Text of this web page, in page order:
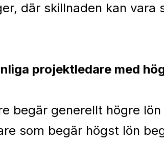
där skillnaden kan vara
projektledare med
begär generellt högre
som begär högst lön